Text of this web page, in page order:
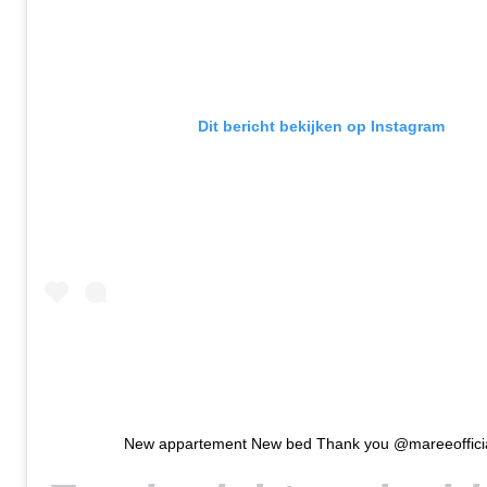
Dit bericht bekijken op Instagram
New appartement New bed Thank you